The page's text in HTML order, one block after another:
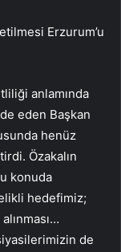
Erzurum’u
anlamında
eden Başkan
henüz
Özakalın
konuda
hedefimiz;
de